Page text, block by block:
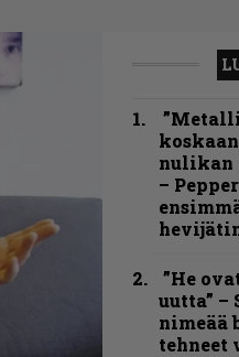
nulikan
–
”He
uutta” –
nimeää
tehneet